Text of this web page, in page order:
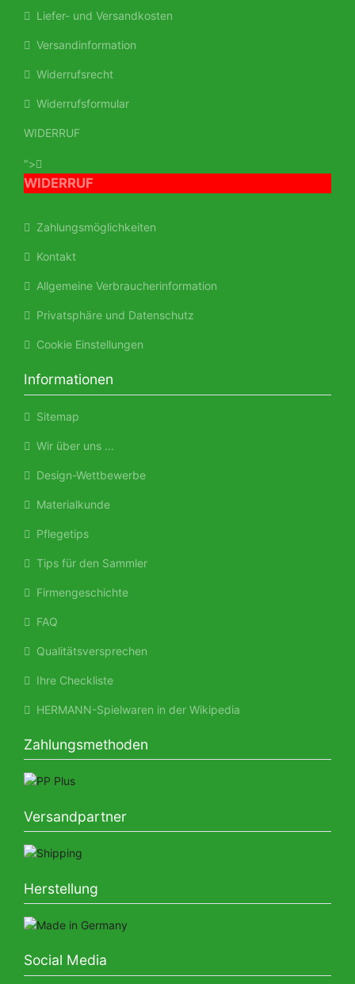
Liefer- und Versandkosten
Versandinformation
Widerrufsrecht
Widerrufsformular
WIDERRUF
">
WIDERRUF
Zahlungsmöglichkeiten
Kontakt
Allgemeine Verbraucherinformation
Privatsphäre und Datenschutz
Cookie Einstellungen
Informationen
Sitemap
Wir über uns ...
Design-Wettbewerbe
Materialkunde
Pflegetips
Tips für den Sammler
Firmengeschichte
FAQ
Qualitätsversprechen
Ihre Checkliste
HERMANN-Spielwaren in der Wikipedia
Zahlungsmethoden
Versandpartner
Herstellung
Social Media